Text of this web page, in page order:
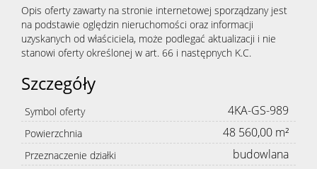
Opis oferty zawarty na stronie internetowej sporządzany jest
na podstawie oględzin nieruchomości oraz informacji
uzyskanych od właściciela, może podlegać aktualizacji i nie
stanowi oferty określonej w art. 66 i następnych K.C.
Szczegóły
Symbol oferty 4KA-GS-989
Powierzchnia 48 560,00 m²
Przeznaczenie działki budowlana